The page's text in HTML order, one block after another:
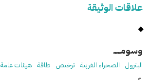
علاقات الوثيقة
وسومـــــ
البترول الصحراء الغربية ترخيص طاقة هيئات عامة